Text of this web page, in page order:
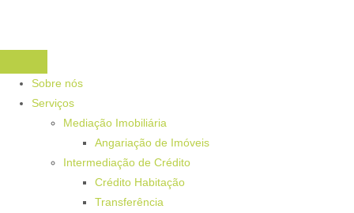
Sobre nós
Serviços
Mediação Imobiliária
Angariação de Imóveis
Intermediação de Crédito
Crédito Habitação
Transferência